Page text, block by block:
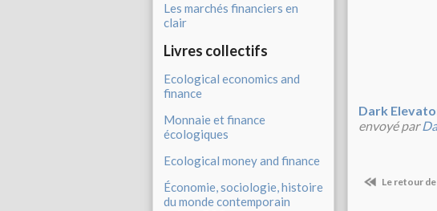
Les marchés financiers en
clair
Livres collectifs
Ecological economics and
finance
Monnaie et finance
écologiques
Ecological money and finance
Économie, sociologie, histoire
du monde contemporain
Dark
envoyé par
Le retour de